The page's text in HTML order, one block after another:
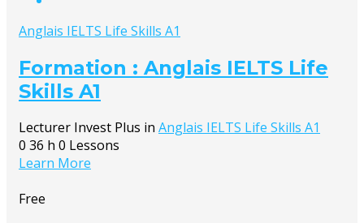
Anglais IELTS Life Skills A1
Formation : Anglais IELTS Life
Skills A1
Lecturer Invest Plus in Anglais IELTS Life Skills A1
0 36 h 0 Lessons
Learn More
Free